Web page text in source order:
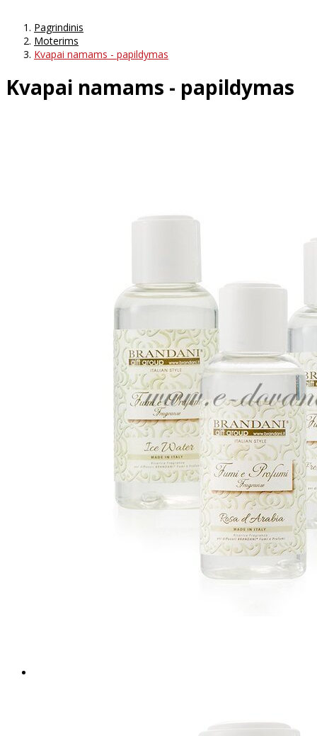
Pagrindinis
Moterims
Kvapai namams - papildymas
Kvapai namams - papildymas